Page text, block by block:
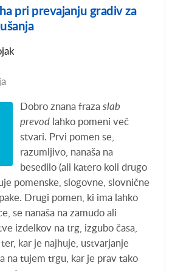
pri prevajanju gradiv za
Dobro znana fraza slab
prevod lahko pomeni več
stvari. Prvi pomen se,
razumljivo, nanaša na
besedilo (ali katero koli drugo
pomenske, slogovne, slovnične
Drugi pomen, ki ima lahko
se nanaša na zamudo ali
izdelkov na trg, izgubo časa,
kar je najhuje, ustvarjanje
na tujem trgu, kar je prav tako